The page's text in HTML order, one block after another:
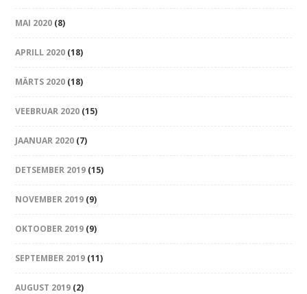
MAI 2020 (8)
APRILL 2020 (18)
MÄRTS 2020 (18)
VEEBRUAR 2020 (15)
JAANUAR 2020 (7)
DETSEMBER 2019 (15)
NOVEMBER 2019 (9)
OKTOOBER 2019 (9)
SEPTEMBER 2019 (11)
AUGUST 2019 (2)